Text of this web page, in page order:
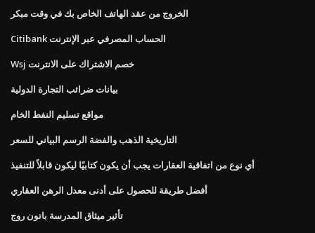
الخروج من عقد الهاتف الخاص بك في وقت مبكر
Citibank الحساب المصرفي عبر الإنترنت
Wsj خصم الاشتراك على الانترنت
بيانات ضرائب التجارة الدولية
مواقع تسليم النفط الخام
التاريخية الذهب والفضة الرسم البياني للسعر
أي نوع من اتفاقية العقارات يجب أن يكون كتابيًا ليكون قابلاً للتنفيذ
أفضل طريقة للحصول على أدنى معدل الرهن العقاري
تأثير ميثاق المدرسة باتون روج